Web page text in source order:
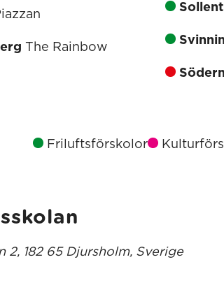
The Rainbow
Friluftsförskolor
2, 182 65 Djursholm, Sverige